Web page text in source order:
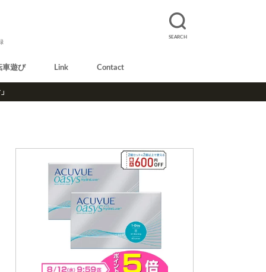
SEARCH
車遊び Link Contact